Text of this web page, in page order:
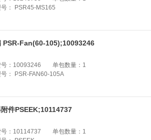
：
PSR45-MS165
PSR-Fan(60-105);10093246
： 10093246 单包数量： 1
：
PSR-FAN60-105A
件PSEEK;10114737
： 10114737 单包数量： 1